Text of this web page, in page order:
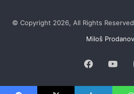
© Copyright 2026, All Rights
Miloš